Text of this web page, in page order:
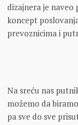
dizajnera je naveo
koncept
prevoznicima i
Na sreću nas
možemo da
pa sve do sve